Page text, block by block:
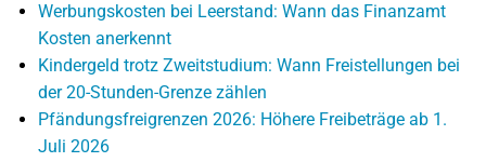
Werbungskosten bei Leerstand: Wann das Finanzamt
Kosten anerkennt
Kindergeld trotz Zweitstudium: Wann Freistellungen bei
der 20-Stunden-Grenze zählen
Pfändungsfreigrenzen 2026: Höhere Freibeträge ab 1.
Juli 2026